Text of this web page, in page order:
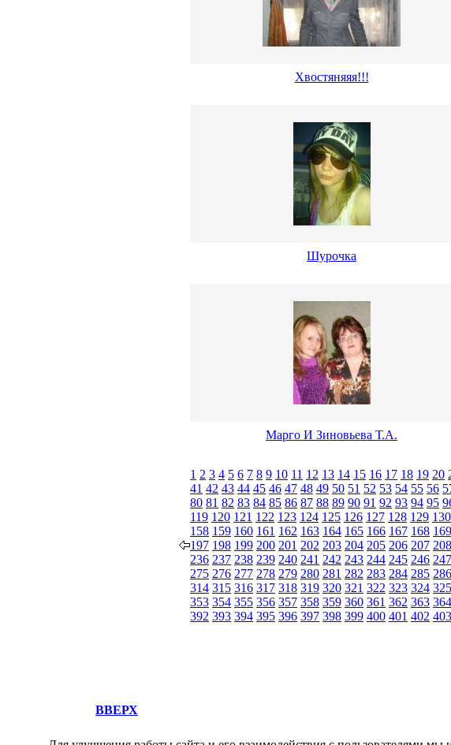
Хвостяняяя!!!
Шурочка
Марго И Зиновьева Т.А.
1 2 3 4 5 6 7 8 9 10 11 12 13 14 15 16 17 18 19 20
41 42 43 44 45 46 47 48 49 50 51 52 53 54 55 56
80 81 82 83 84 85 86 87 88 89 90 91 92 93 94 95
119 120 121 122 123 124 125 126 127 128 129 130
158 159 160 161 162 163 164 165 166 167 168 169
197 198 199 200 201 202 203 204 205 206 207 208
236 237 238 239 240 241 242 243 244 245 246 247
275 276 277 278 279 280 281 282 283 284 285 286
314 315 316 317 318 319 320 321 322 323 324 325
353 354 355 356 357 358 359 360 361 362 363 364
392 393 394 395 396 397 398 399 400 401 402 403
ВВЕРХ